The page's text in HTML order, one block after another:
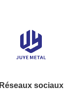
Réseaux sociaux